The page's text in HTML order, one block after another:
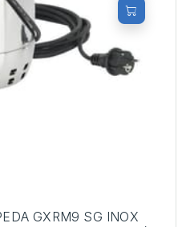
GXRM9 SG INOX